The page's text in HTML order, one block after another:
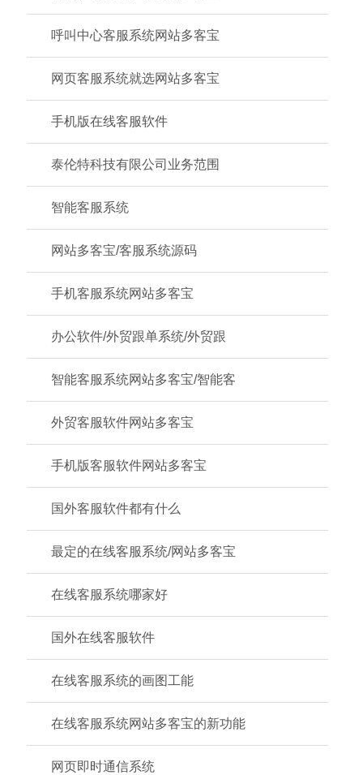
呼叫中心客服系统网站多客宝
网页客服系统就选网站多客宝
手机版在线客服软件
泰伦特科技有限公司业务范围
智能客服系统
网站多客宝/客服系统源码
手机客服系统网站多客宝
办公软件/外贸跟单系统/外贸跟
智能客服系统网站多客宝/智能客
外贸客服软件网站多客宝
手机版客服软件网站多客宝
国外客服软件都有什么
最定的在线客服系统/网站多客宝
在线客服系统哪家好
国外在线客服软件
在线客服系统的画图工能
在线客服系统网站多客宝的新功能
网页即时通信系统